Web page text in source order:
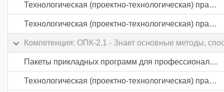
Технологическая (проектно-технологическая) практика
Технологическая (проектно-технологическая) практика
Компетенция: ОПК-2.1 - Знает основные методы,
Пакеты прикладных программ для профессиональной деятельности
Технологическая (проектно-технологическая) практика